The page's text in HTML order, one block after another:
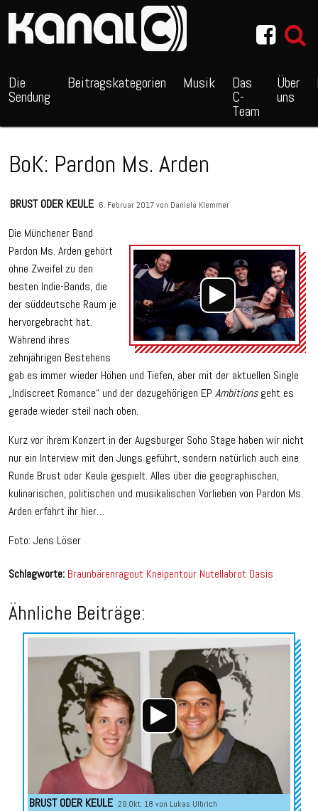
Die
Sendung
Beitragskategorien Musik Das
C-
Team
Über
uns
BoK: Pardon Ms. Arden
BRUST ODER KEULE 6. Februar 2017 von Daniela Klemmer
Die Münchener Band
Pardon Ms. Arden gehört
ohne Zweifel zu den
besten Indie-Bands, die
der süddeutsche Raum je
hervorgebracht hat.
Während ihres
zehnjährigen Bestehens
gab es immer wieder Höhen und Tiefen, aber mit der aktuellen Single
„Indiscreet Romance“ und der dazugehörigen EP Ambitionsgeht es
gerade wieder steil nach oben.
Kurz vor ihrem Konzert in der Augsburger Soho Stage haben wir nicht
nur ein Interview mit den Jungs geführt, sondern natürlich auch eine
Runde Brust oder Keule gespielt. Alles über die geographischen,
kulinarischen, politischen und musikalischen Vorlieben von Pardon Ms.
Arden erfahrt ihr hier…
Foto: Jens Löser
Schlagworte: Braunbärenragout Kneipentour Nutellabrot Oasis
Ähnliche Beiträge:
Audio-
Player
BRUST ODER KEULE 29.Okt. 18 von Lukas Ulbrich